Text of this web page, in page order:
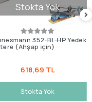
Stokta Yok
352-BL-HP Yedek
(Ahşap için)
618,69 TL
Stokta Yok